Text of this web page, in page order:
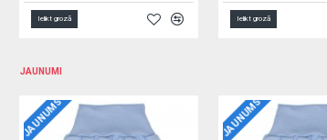
Ielikt grozā Ielikt grozā
JAUNUMI
JAUNUMS JAUNUMS